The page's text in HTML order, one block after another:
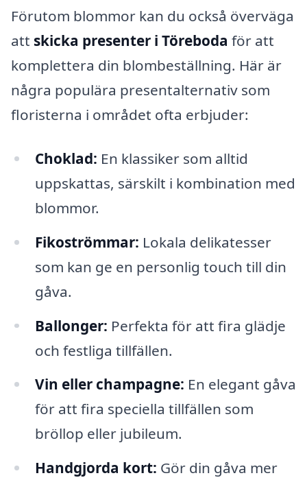
Förutom blommor kan du också överväga
att skicka presenter i Töreboda för att
komplettera din blombeställning. Här är
några populära presentalternativ som
floristerna i området ofta erbjuder:
Choklad: En klassiker som alltid
uppskattas, särskilt i kombination med
blommor.
Fikoströmmar: Lokala delikatesser
som kan ge en personlig touch till din
gåva.
Ballonger: Perfekta för att fira glädje
och festliga tillfällen.
Vin eller champagne: En elegant gåva
för att fira speciella tillfällen som
bröllop eller jubileum.
Handgjorda kort: Gör din gåva mer